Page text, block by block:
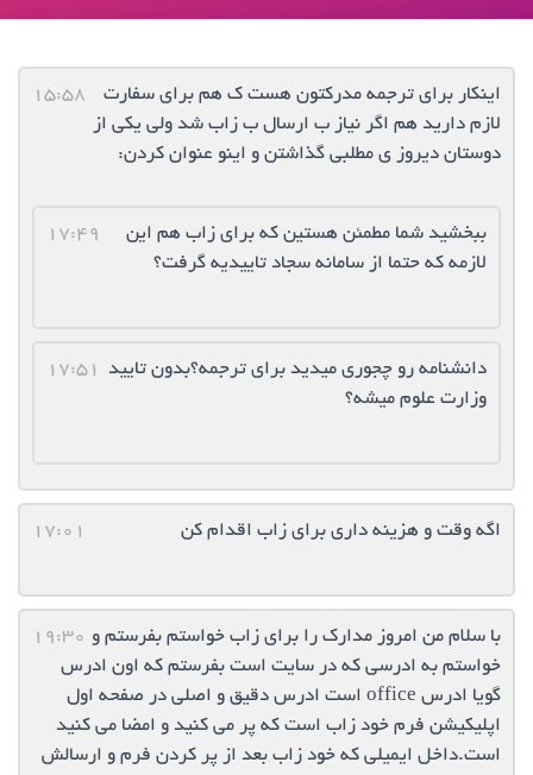
15:58
اینکار برای ترجمه مدرکتون هست ک هم برای سفارت
لازم دارید هم اگر نیاز ب ارسال ب زاب شد ولی یکی از
دوستان دیروز ی مطلبی گذاشتن و اینو عنوان کردن:
17:49
ببخشید شما مطمئن هستین که برای زاب هم این
لازمه که حتما از سامانه سجاد تاییدیه گرفت؟
17:51
دانشنامه رو چجوری میدید برای ترجمه؟بدون تایید
وزارت علوم میشه؟
17:01 اگه وقت و هزینه داری برای زاب اقدام کن
19:30 با سلام من امروز مدارک را برای زاب خواستم بفرستم و
خواستم به ادرسی که در سایت است بفرستم که اون ادرس
گویا ادرس office است ادرس دقیق و اصلی در صفحه اول
اپلیکیشن فرم خود زاب است که پر می کنید و امضا می کنید
است.داخل ایمیلی که خود زاب بعد از پر کردن فرم و ارسالش